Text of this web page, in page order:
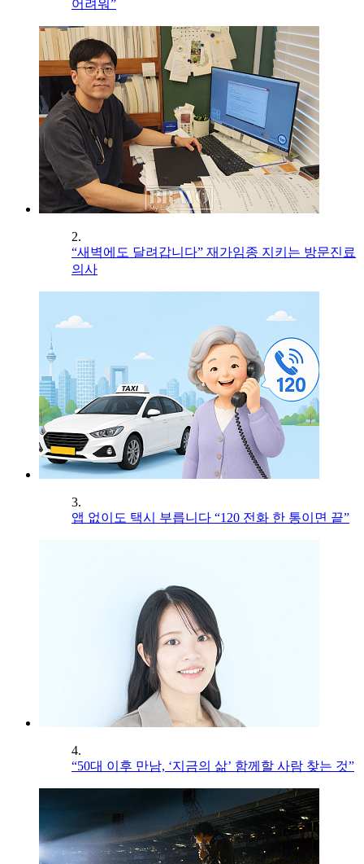
어려워”
2.
“새벽에도 달려갑니다” 재가임종 지키는 방문진료
의사
3.
앱 없이도 택시 부릅니다 “120 전화 한 통이면 끝”
4.
“50대 이후 만남, ‘지금의 삶’ 함께할 사람 찾는 것”